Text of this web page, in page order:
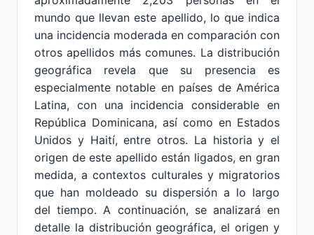
mundo que llevan este apellido, lo que indica
una incidencia moderada en comparación con
otros apellidos más comunes. La distribución
geográfica revela que su presencia es
especialmente notable en países de América
Latina, con una incidencia considerable en
República Dominicana, así como en Estados
Unidos y Haití, entre otros. La historia y el
origen de este apellido están ligados, en gran
medida, a contextos culturales y migratorios
que han moldeado su dispersión a lo largo
del tiempo. A continuación, se analizará en
detalle la distribución geográfica, el origen y